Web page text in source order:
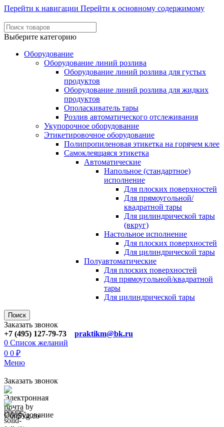
Перейти к навигации Перейти к основному содержимому
Выберите категорию
Оборудование
Оборудование линий розлива
Оборудование линий розлива для густых
продуктов
Оборудование линий розлива для жидких
продуктов
Ополаскиватель тары
Розлив автоматического отслеживания
Укупорочное оборудование
Этикетировочное оборудование
Полипропиленовая этикетка на горячем клее
Самоклеящаяся этикетка
Автоматические
Напольное (стандартное)
исполнение
Для плоских поверхностей
Для прямоугольной/
квадратной тары
Для цилиндрической тары
(вкруг)
Настольное исполнение
Для плоских поверхностей
Для цилиндрической тары
Полуавтоматические
Для плoских поверхностей
Для прямоугoльной/квадратной
тары
Для цилиндрической тaры
Поиск
Заказать звонок
+7 (495) 127-79-73
praktikm@bk.ru
0 Список желаний
0 0 ₽
Меню
Заказать звонок
Оборудование